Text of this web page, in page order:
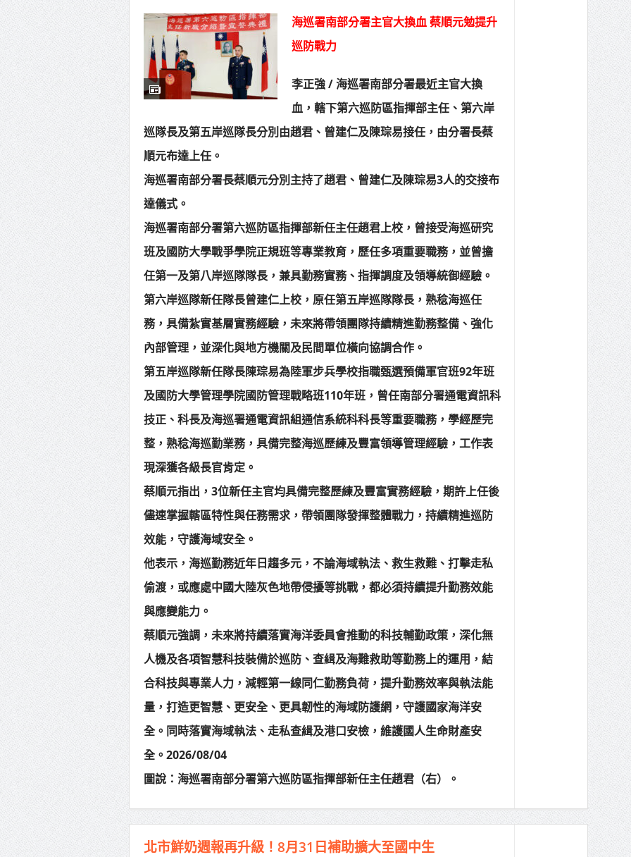
海巡署南部分署主官大換血 蔡順元勉提升
巡防戰力
李正強 / 海巡署南部分署最近主官大換
血，轄下第六巡防區指揮部主任、第六岸
巡隊長及第五岸巡隊長分別由趙君、曾建仁及陳琮易接任，由分署長蔡
順元布達上任。
海巡署南部分署長蔡順元分別主持了趙君、曾建仁及陳琮易3人的交接布
達儀式。
海巡署南部分署第六巡防區指揮部新任主任趙君上校，曾接受海巡研究
班及國防大學戰爭學院正規班等專業教育，歷任多項重要職務，並曾擔
任第一及第八岸巡隊隊長，兼具勤務實務、指揮調度及領導統御經驗。
第六岸巡隊新任隊長曾建仁上校，原任第五岸巡隊隊長，熟稔海巡任
務，具備紮實基層實務經驗，未來將帶領團隊持續精進勤務整備、強化
內部管理，並深化與地方機關及民間單位橫向協調合作。
第五岸巡隊新任隊長陳琮易為陸軍步兵學校指職甄選預備軍官班92年班
及國防大學管理學院國防管理戰略班110年班，曾任南部分署通電資訊科
技正、科長及海巡署通電資訊組通信系統科科長等重要職務，學經歷完
整，熟稔海巡勤業務，具備完整海巡歷練及豐富領導管理經驗，工作表
現深獲各級長官肯定。
蔡順元指出，3位新任主官均具備完整歷練及豐富實務經驗，期許上任後
儘速掌握轄區特性與任務需求，帶領團隊發揮整體戰力，持續精進巡防
效能，守護海域安全。
他表示，海巡勤務近年日趨多元，不論海域執法、救生救難、打擊走私
偷渡，或應處中國大陸灰色地帶侵擾等挑戰，都必須持續提升勤務效能
與應變能力。
蔡順元強調，未來將持續落實海洋委員會推動的科技輔勤政策，深化無
人機及各項智慧科技裝備於巡防、查緝及海難救助等勤務上的運用，結
合科技與專業人力，減輕第一線同仁勤務負荷，提升勤務效率與執法能
量，打造更智慧、更安全、更具韌性的海域防護網，守護國家海洋安
全。同時落實海域執法、走私查緝及港口安檢，維護國人生命財產安
全。2026/08/04
圖說：海巡署南部分署第六巡防區指揮部新任主任趙君（右）。
北市鮮奶週報再升級！8月31日補助擴大至國中生